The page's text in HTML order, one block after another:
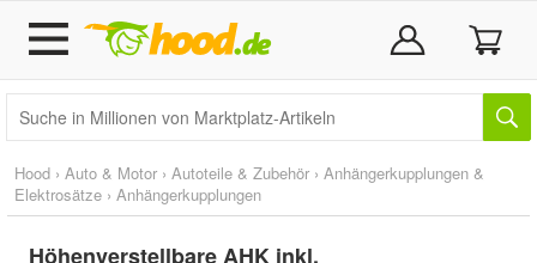
Hood › Auto & Motor › Autoteile & Zubehör › Anhängerkupplungen &
Elektrosätze › Anhängerkupplungen
Höhenverstellbare AHK inkl.